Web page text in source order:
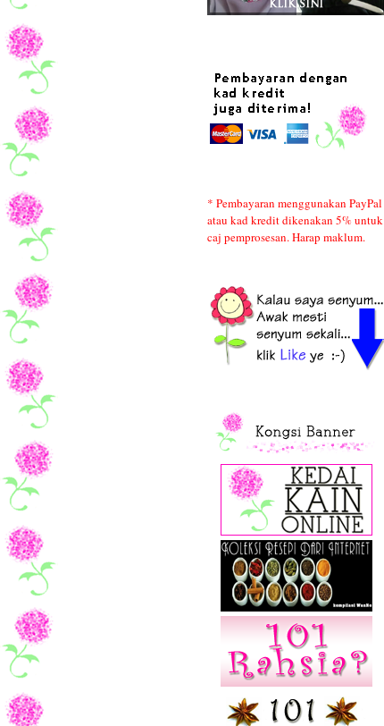
* Pembayaran menggunakan PayPal
atau kad kredit dikenakan 5% untuk
caj pemprosesan. Harap maklum.